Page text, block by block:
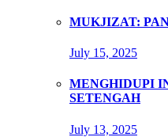
MUKJIZAT:
July 15, 2025
MENGHIDUPI
SETENGAH
July 13, 2025